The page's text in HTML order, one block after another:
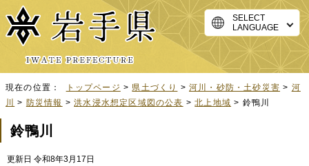
SELECT
LANGUAGE
現在の位置： トップページ > 県土づくり >河川・砂防・土砂災害 > 河
川
> 防災情報 >洪水浸水想定区域図の公表 >北上地域 > 鈴鴨川
鈴鴨川
更新日 令和8年3月17日